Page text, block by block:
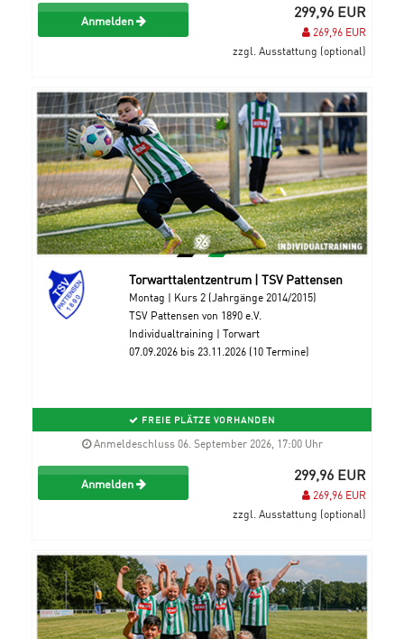
Anmelden 299,96 EUR
269,96 EUR
zzgl. Ausstattung (optional)
Torwarttalentzentrum | TSV Pattensen
Montag | Kurs 2 (Jahrgänge 2014/2015)
TSV Pattensen von 1890 e.V.
Individualtraining | Torwart
07.09.2026 bis 23.11.2026 (10 Termine)
FREIE PLÄTZE VORHANDEN
Anmeldeschluss 06. September 2026, 17:00 Uhr
Anmelden 299,96 EUR
269,96 EUR
zzgl. Ausstattung (optional)